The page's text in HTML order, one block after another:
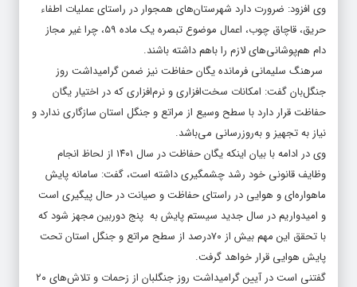
وی افزود: ضرورت دارد شهرستان‌های همجوار در راستای عملیات اطفاء
حریق، قاچاق چوب، اعمال موضوع تبصره یک ماده ۵۹، چرا غیر مجاز
دام هم‌پوشانی‌های لازم را باهم داشته باشند.
سرهنگ سلیمانی فرمانده یگان حفاظت نیز ضمن گرامیداشت روز
جنگل‌بان گفت: امکانات سخت‌افزاری و نرم‌افزاری که در اختیار یگان
حفاظت قرار دارد با سطح وسیع از مراتع و جنگل استان سازگاری ندارد و
نیاز به تجهیز و به‌روزرسانی می‌باشد.
وی در ادامه با بیان اینکه یگان حفاظت در سال ۱۴۰۱ از لحاظ انجام
وظایف قانونی خود رشد چشمگیری داشته است، گفت: سامانه پایش
ماهواره‌ای و هوایی در راستای حفاظت و صیانت در حال پیگیری است
و امیدواریم در سال جدید سیستم پایش به پنج دوربین مجهز شود که
با تحقق این مهم بیش از ۷۰درصد از سطح مراتع و جنگل استان تحت
پایش هوایی قرار خواهد گرفت.
گفتنی است در آیین گرامیداشت روز جنگلبان از زحمات و تلاش‌های ۲۰